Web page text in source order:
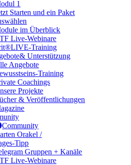
1
Starten und ein Paket
im Überblick
Live-Webinare
LIVE-Training
& Unterstützung
Angebote
Training
Coachings
Projekte
& Veröffentlichungen
Community
Orakel /
Tipp
Gruppen + Kanäle
Live-Webinare